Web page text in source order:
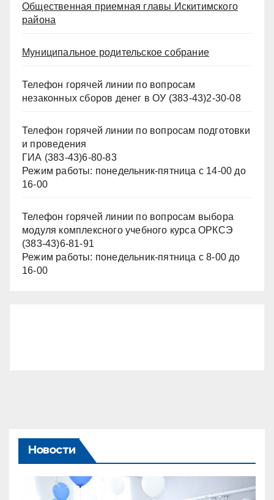
Общественная приемная главы Искитимского
района
Муниципальное родительское собрание
Телефон горячей линии по вопросам
незаконных сборов денег в ОУ (383-43)2-30-08
Телефон горячей линии по вопросам подготовки
и проведения
ГИА (383-43)6-80-83
Режим работы: понедельник-пятница с 14-00 до
16-00
Телефон горячей линии по вопросам выбора
модуля комплексного учебного курса ОРКСЭ
(383-43)6-81-91
Режим работы: понедельник-пятница с 8-00 до
16-00
Новости